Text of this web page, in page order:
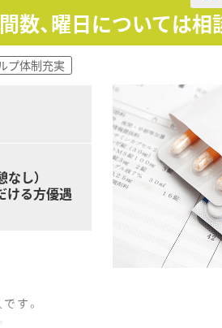
、曜日については相
プ体制充実
し）
ける方優遇
す。